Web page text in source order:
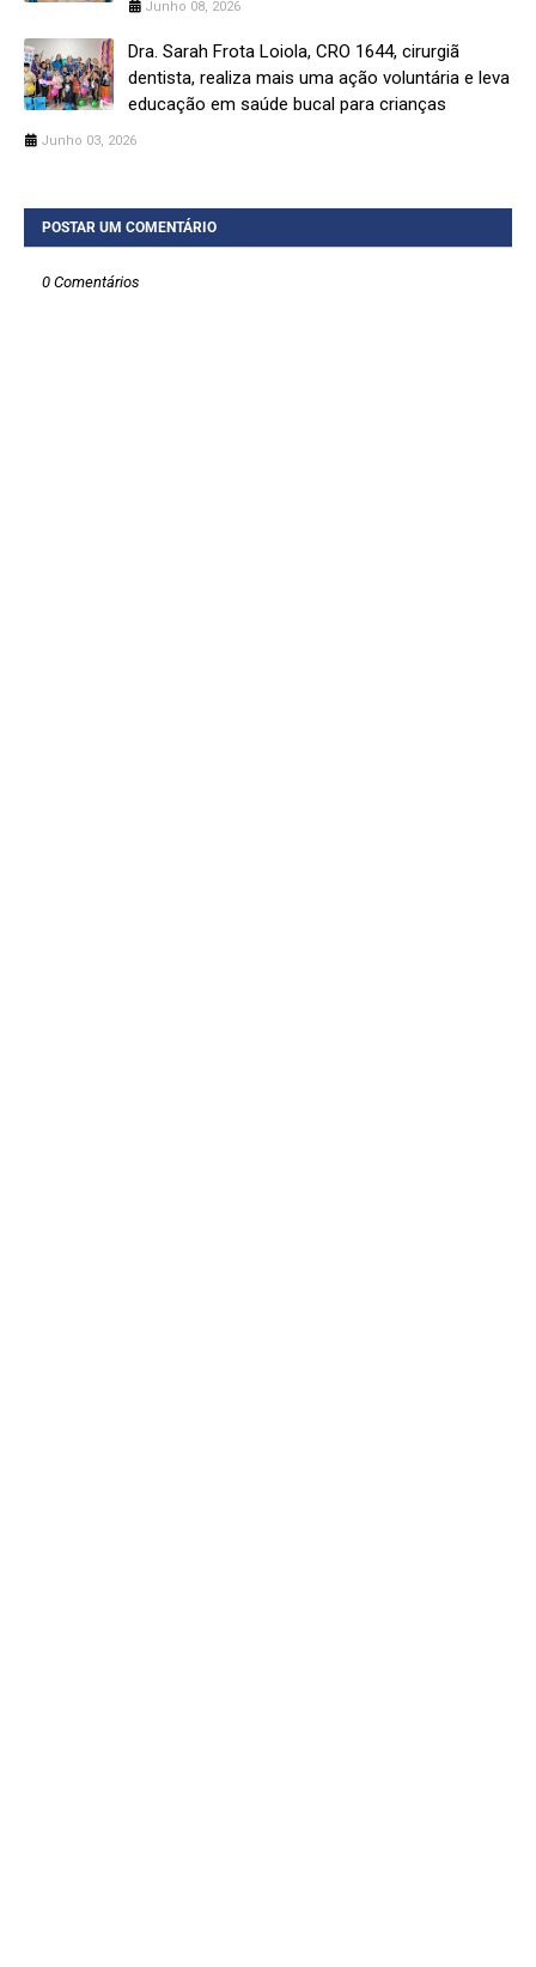
Junho 08, 2026
Dra. Sarah Frota Loiola, CRO 1644, cirurgiã
dentista, realiza mais uma ação voluntária e leva
educação em saúde bucal para crianças
Junho 03, 2026
POSTAR UM COMENTÁRIO
0 Comentários